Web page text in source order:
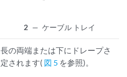
2 — ケーブル トレイ
の両端または下にドレープさ
されます( 図 5 を参照)。